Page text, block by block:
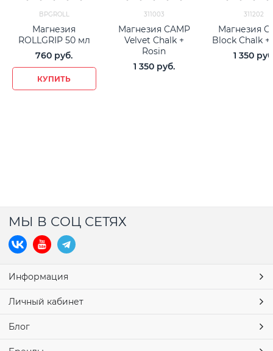
BPGROLL
Магнезия
ROLLGRIP 50 мл
760 руб.
КУПИТЬ
311003
Магнезия CAMP
Velvet Chalk +
Rosin
1 350 руб.
311202
Магнезия
Block Chalk +
1 350
МЫ В СОЦ СЕТЯХ
Информация
Личный кабинет
Блог